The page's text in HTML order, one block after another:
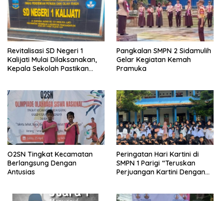
Revitalisasi SD Negeri 1
Kalijati Mulai Dilaksanakan,
Kepala Sekolah Pastikan
Pangkalan SMPN 2 Sidamulih
Gelar Kegiatan Kemah
Pramuka
O2SN Tingkat Kecamatan
Berlangsung Dengan
Antusias
Peringatan Hari Kartini di
SMPN 1 Parigi “Teruskan
Perjuangan Kartini Dengan